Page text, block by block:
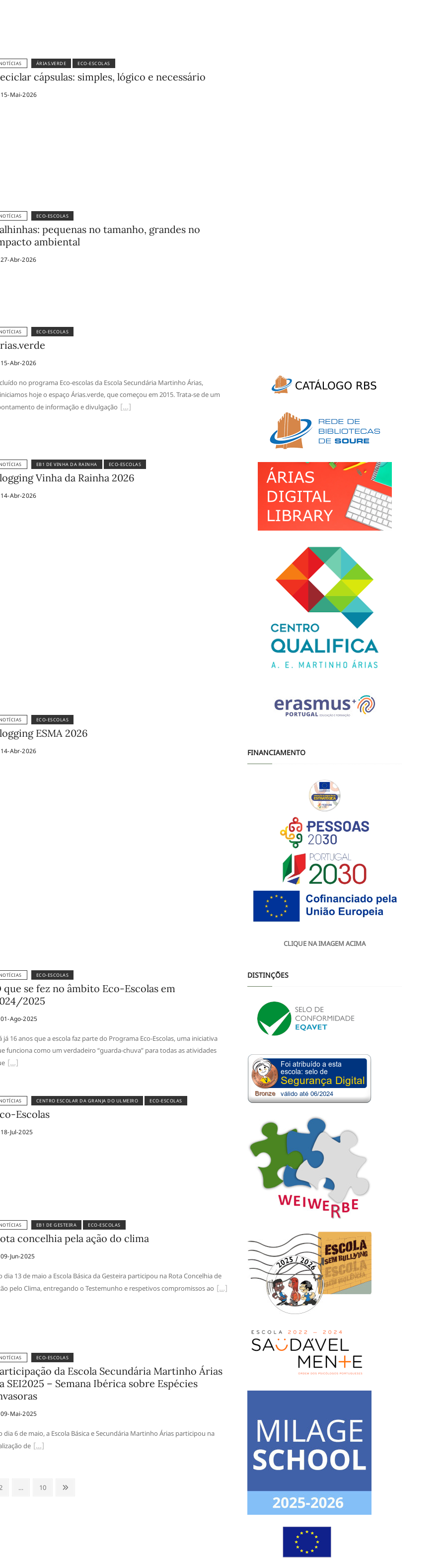
ÁRIAS.VERDE ECO-ESCOLAS
cápsulas: simples, lógico e necessário
Mai-2026
ECO-ESCOLAS
pequenas no tamanho, grandes no
ambiental
Abr-2026
ECO-ESCOLAS
Abr-2026
no programa Eco-escolas da Escola Secundária Martinho Árias,
hoje o espaço Árias.verde, que começou em 2015. Trata-se de um
de informação e divulgação
EB1 DE VINHA DA RAINHA ECO-ESCOLAS
Vinha da Rainha 2026
Abr-2026
ECO-ESCOLAS
ESMA 2026
Abr-2026
ECO-ESCOLAS
que se fez no âmbito Eco-Escolas em
2025
Ago-2025
já 16 anos que a escola faz parte do Programa Eco-Escolas, uma iniciativa
funciona como um verdadeiro “guarda-chuva” para todas as atividades
CENTRO ESCOLAR DA GRANJA DO ULMEIRO ECO-ESCOLAS
Escolas
Jul-2025
EB1 DE GESTEIRA ECO-ESCOLAS
concelhia pela ação do clima
Jun-2025
dia 13 de maio a Escola Básica da Gesteira participou na Rota Concelhia de
pelo Clima, entregando o Testemunho e respetivos compromissos ao
ECO-ESCOLAS
da Escola Secundária Martinho Árias
SEI2025 – Semana Ibérica sobre Espécies
Mai-2025
dia 6 de maio, a Escola Básica e Secundária Martinho Árias participou na
de
… Page
10
FINANCIAMENTO
CLIQUE NA IMAGEM ACIMA
DISTINÇÕES